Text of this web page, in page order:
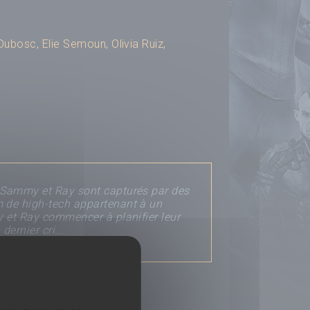
, Elie Semoun, Olivia Ruiz,
et Ray sont capturés par des
de high-tech appartenant à un
et Ray commencer à planifier leur
cri...